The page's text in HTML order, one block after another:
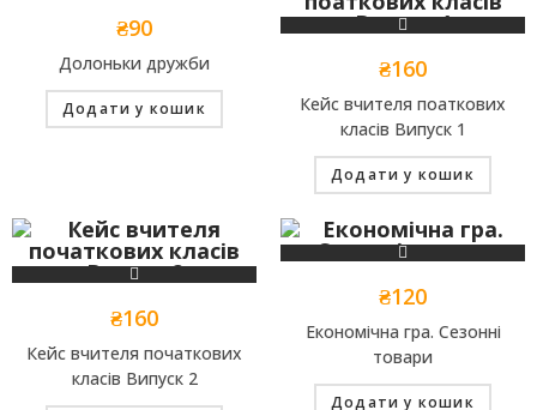
₴90
Долоньки дружби
Додати у кошик
₴160
Кейс вчителя поаткових
класів Випуск 1
Додати у кошик
₴160
Кейс вчителя початкових
класів Випуск 2
₴120
Економічна гра. Сезонні
товари
Додати у кошик